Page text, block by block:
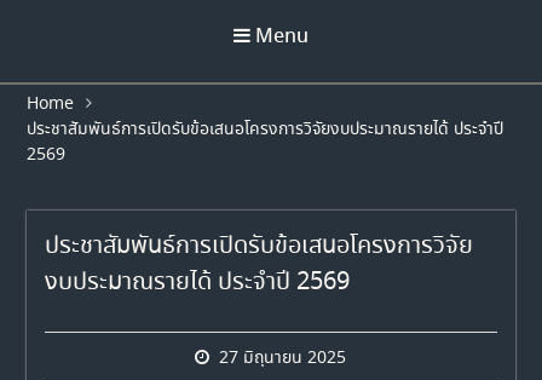
Menu
Home
ประชาสัมพันธ์การเปิดรับข้อเสนอโครงการวิจัยงบประมาณรายได้ ประจำปี
2569
ประชาสัมพันธ์การเปิดรับข้อเสนอโครงการวิจัย
งบประมาณรายได้ ประจำปี 2569
27 มิถุนายน 2025